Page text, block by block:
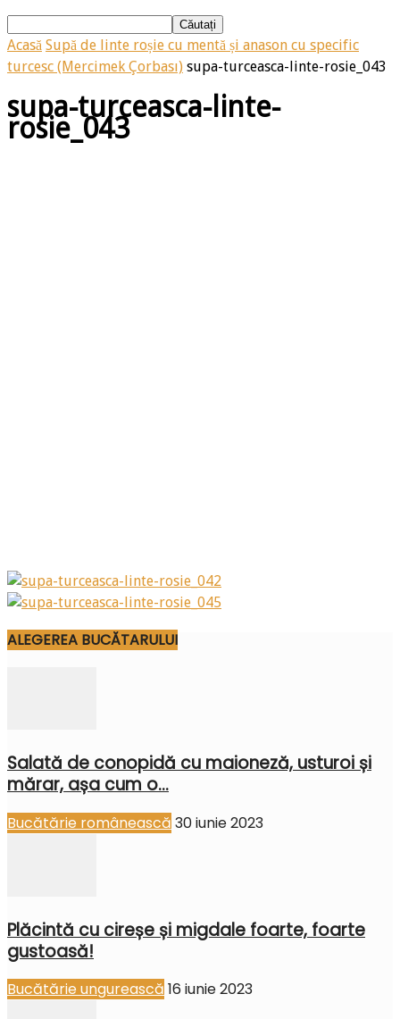
Acasă Supă de linte roșie cu mentă și anason cu specific
turcesc (Mercimek Çorbası) supa-turceasca-linte-rosie_043
supa-turceasca-linte-
rosie_043
ALEGEREA BUCĂTARULUI
Salată de conopidă cu maioneză, usturoi și
mărar, așa cum o...
Bucătărie românească 30 iunie 2023
Plăcintă cu cireșe și migdale foarte, foarte
gustoasă!
Bucătărie ungurească 16 iunie 2023